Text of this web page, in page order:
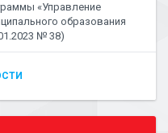
«Управление
образования
№ 38)